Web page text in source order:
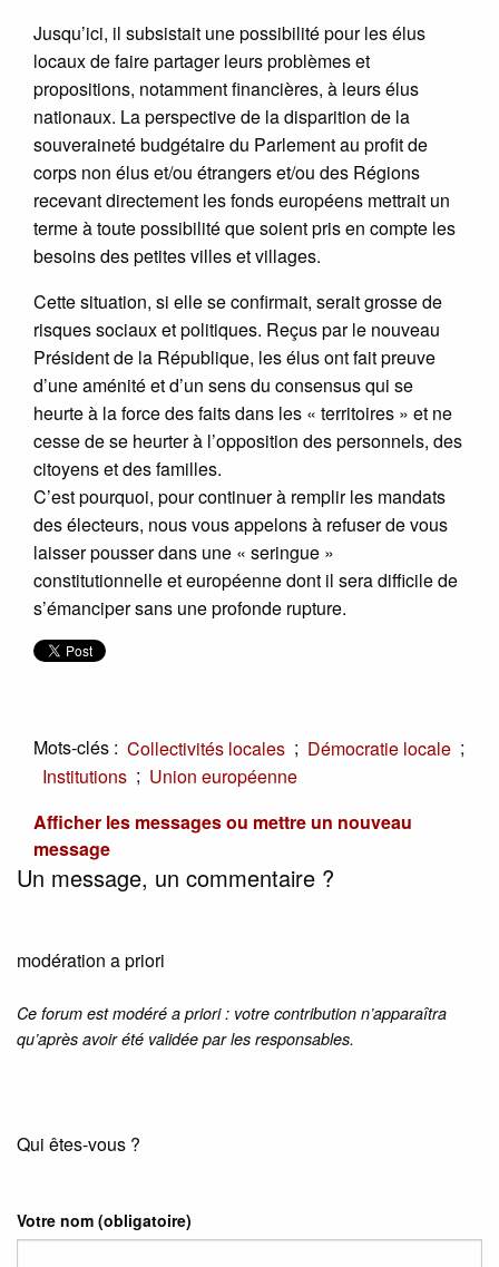
Jusqu’ici, il subsistait une possibilité pour les élus
locaux de faire partager leurs problèmes et
propositions, notamment financières, à leurs élus
nationaux. La perspective de la disparition de la
souveraineté budgétaire du Parlement au profit de
corps non élus et/ou étrangers et/ou des Régions
recevant directement les fonds européens mettrait un
terme à toute possibilité que soient pris en compte les
besoins des petites villes et villages.
Cette situation, si elle se confirmait, serait grosse de
risques sociaux et politiques. Reçus par le nouveau
Président de la République, les élus ont fait preuve
d’une aménité et d’un sens du consensus qui se
heurte à la force des faits dans les « territoires » et ne
cesse de se heurter à l’opposition des personnels, des
citoyens et des familles.
C’est pourquoi, pour continuer à remplir les mandats
des électeurs, nous vous appelons à refuser de vous
laisser pousser dans une « seringue »
constitutionnelle et européenne dont il sera difficile de
s’émanciper sans une profonde rupture.
Mots-clés : Collectivités locales ; Démocratie locale ;
Institutions ; Union européenne
Afficher les messages ou mettre un nouveau
message
Un message, un commentaire ?
modération a priori
Ce forum est modéré a priori : votre contribution n’apparaîtra
qu’après avoir été validée par les responsables.
Qui êtes-vous ?
Votre nom (obligatoire)